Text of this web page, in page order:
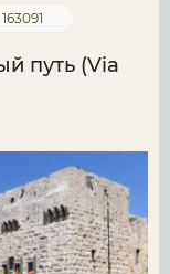
163091
путь (Via